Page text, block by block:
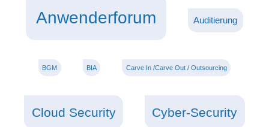
Anwenderforum Auditierung
BGM BIA Carve In /Carve Out / Outsourcing
Cloud Security Cyber-Security